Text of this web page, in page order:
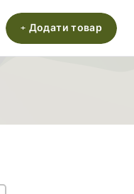
+ Додати товар